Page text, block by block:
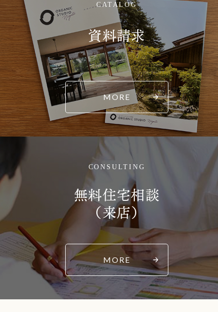
CATALOG
資料請求
MORE
CONSULTING
無料住宅相談
（来店）
MORE